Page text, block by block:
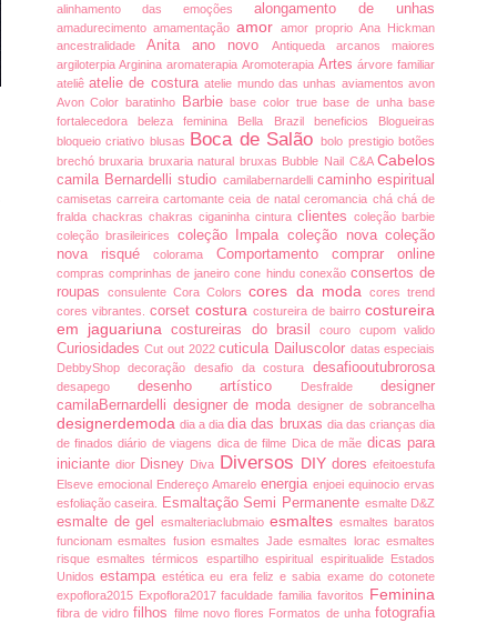
alinhamento das emoções alongamento de unhas
amadurecimento amamentação amor amor proprioAna Hickman
ancestralidade Anitaano novo Antiqueda arcanos maiores
argiloterpiaArgininaaromaterapia Aromoterapia Artesárvore familiar
ateliê atelie de costuraatelie mundo das unhas aviamentosavon
Avon Color baratinho Barbiebase color truebase de unhabase
fortalecedora beleza feminina Bella Brazil beneficios Blogueiras
bloqueio criativo blusas Boca de Salãobolo prestigiobotões
brechóbruxaria bruxaria natural bruxas Bubble Nail C&ACabelos
camila Bernardelli studio camilabernardelli caminho espiritual
camisetas carreiracartomanteceia de natalceromancia chá chá de
fralda chackras chakras ciganinha cinturaclientescoleção barbie
coleção brasileirices coleção Impala coleção novacoleção
nova risquécolorama Comportamento comprar online
compras comprinhas de janeirocone hindu conexãoconsertos de
roupas
consulente Cora Colorscores da modacores trend
cores vibrantes. corset costura costureira de bairrocostureira
em jaguariunacostureiras do brasilcouro cupom valido
CuriosidadesCut out 2022cuticula Dailuscolor datas especiais
DebbyShopdecoraçãodesafio da costuradesafiooutubrorosa
desapego desenho artístico Desfraldedesigner
camilaBernardelli designer de modadesigner de sobrancelha
designerdemoda dia a diadia das bruxas dia das criançasdia
de finadosdiário de viagens dica de filme Dica de mãe dicas para
iniciante dior Disney Diva Diversos DIY doresefeitoestufa
Elseve emocional Endereço Amarelo energiaenjoeiequinocioervas
esfoliação caseira.
Esmaltação Semi Permanente esmalte D&Z
esmalte de gelesmalteriaclubmaioesmaltesesmaltes baratos
funcionamesmaltes fusionesmaltes Jadeesmaltes loracesmaltes
risqueesmaltes térmicos espartilhoespiritual espiritualide Estados
Unidos estampaestéticaeu era feliz e sabia exame do cotonete
expoflora2015 Expoflora2017faculdadefamiliafavoritos Feminina
fibra de vidrofilhos filme novoflores Formatos de unhafotografia